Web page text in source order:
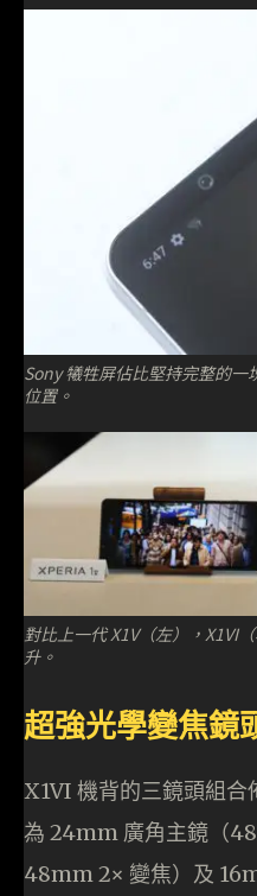
Sony 犧牲屏佔比堅持完整的
位置。
對比上一代 X1V（左），X1VI
升。
超強光學變焦鏡
X1VI 機背的三鏡頭組合
為 24mm 廣角主鏡（
48mm 2× 變焦）及